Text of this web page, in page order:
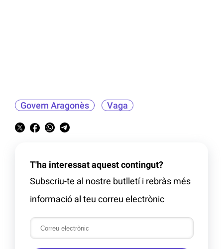
Govern Aragonès Vaga
T'ha interessat aquest contingut?
Subscriu-te al nostre butlletí i rebràs més
informació al teu correu electrònic